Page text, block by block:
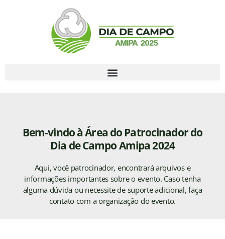
Bem-vindo à Área do Patrocinador do
Dia de Campo Amipa 2024
Aqui, você patrocinador, encontrará arquivos e
informações importantes sobre o evento. Caso tenha
alguma dúvida ou necessite de suporte adicional, faça
contato com a organização do evento.